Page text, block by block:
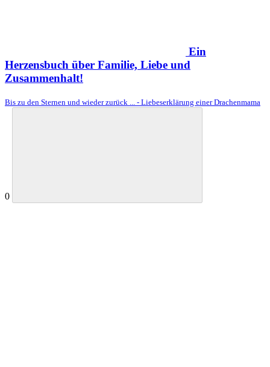
Ein
Herzensbuch über Familie, Liebe und
Zusammenhalt!
Bis zu den Sternen und wieder zurück ... - Liebeserklärung einer Drachenmama
0